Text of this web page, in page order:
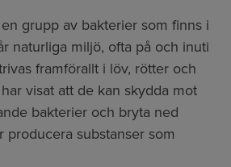
grupp av bakterier som finns i
naturliga miljö, ofta på och inuti
framförallt i löv, rötter och
visat att de kan skydda mot
bakterier och bryta ned
producera substanser som